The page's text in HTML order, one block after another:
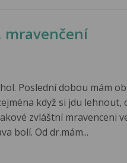
mravenčení
Poslední dobou mám
když si jdu lehnout,
zvláštní mravenceni
bolí. Od dr.mám...